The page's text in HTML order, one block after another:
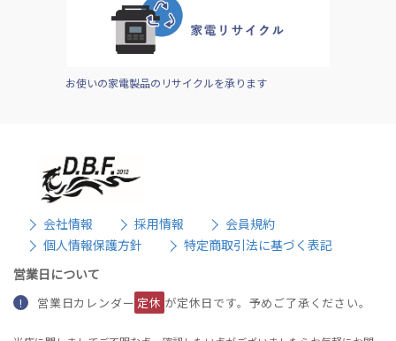
お使いの家電製品のリサイクルを承ります
会社情報 採用情報
会員規約
個人情報保護方針
特定商取引法に基づく表記
営業日について
! 営業日カレンダー 定休 が定休日です。予めご了承ください。